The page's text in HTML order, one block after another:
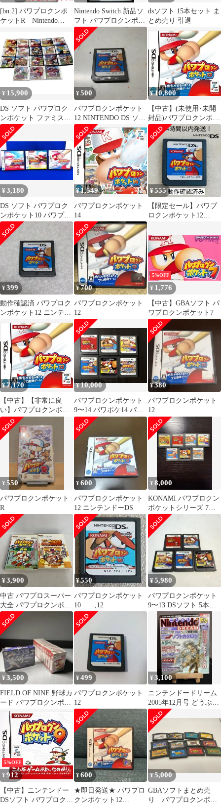
[bn:2] パワプロクンポ
ケットR Nintendo
Nintendo Switch 新品ソ
フト パワプロクンポケ
ットR 2大早期購入特典
(有効期限は不明) 株式
会社 コナミデジタルエ
ンタテインメント
dsソフト 15本セット ま
とめ売り 引退
¥ 15,900
DS ソフト パワプロク
ンポケット ファミスタ
まとめ売り セット
¥500
パワプロクンポケット
12 NINTENDO DS ソフ
ト箱無し
¥10,800
【中古】(未使用･未開
封品)パワプロクンポケ
ット12
¥3,180
DS ソフト パワプロク
ンポケット10 パワプロ
クンポケット11 セット
¥1,549
パワプロクンポケット
14
¥555
【限定セール】パワプ
ロクンポケット12
¥399
動作確認済 パワプロク
ンポケット12 ニンテン
ドーDS
¥700
パワプロクンポケット
12
5%OFF
¥ 1,776
【中古】GBAソフト パ
ワプロクンポケット7
¥7,170
【中古】【非常に良
い】パワプロクンポケ
ット12 wyw801m
¥10,000
パワプロクンポケット
9〜14 パワポケ14 パワ
ポケ13 パワポケ9
¥380
パワプロクンポケット
12
¥550
パワプロクンポケット
R
¥600
パワプロクンポケット
12 ニンテンドーDS
¥8,000
KONAMI パワプロクン
ポケットシリーズ 7本
セット
¥3,900
中古 パワプロスーパー
大全 パワプロクンポケ
ット大全 2冊セット
¥550
パワプロクンポケット
10 ,12
¥5,980
パワプロクンポケット
9〜13 DSソフト 5本セ
ット
¥3,500
FIELD OF NINE 野球カ
ード パワプロクンポケ
ット7【12パック】
¥499
パワプロクンポケット
12
¥3,100
ニンテンドードリーム
2005年12月号 どうぶつ
の森/Wii特集/ASH
5%OFF
¥912
【中古】ニンテンドー
DSソフト パワプロクン
¥600
★即日発送★ パワプロ
クンポケット12
¥5,000
GBAソフトまとめ売
り パワプロクンポケ